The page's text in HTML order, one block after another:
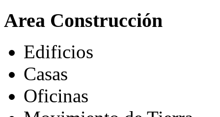
Area Construcción
Edificios
Casas
Oficinas